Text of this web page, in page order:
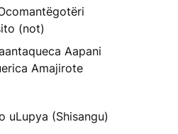
(not)
Aapani
Amajirote
uLupya (Shisangu)